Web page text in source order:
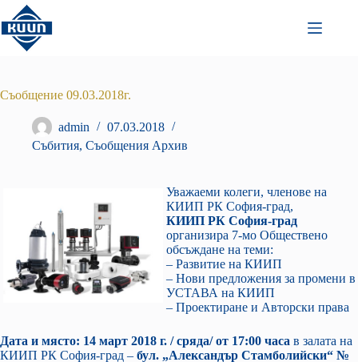
Преминаване
към
съдържанието
Съобщение 09.03.2018г.
admin
07.03.2018
Събития, Съобщения Архив
Уважаеми колеги, членове на
КИИП РК София-град,
КИИП РК София-град
организира 7-мо Обществено
обсъждане на теми:
– Развитие на КИИП
– Нови предложения за промени в
УСТАВА на КИИП
– Проектиране и Авторски права
Дата и място: 14 март 2018 г. / сряда/ от 17:00 часа в залата на
КИИП РК София-град – бул. „Александър Стамболийски“ №